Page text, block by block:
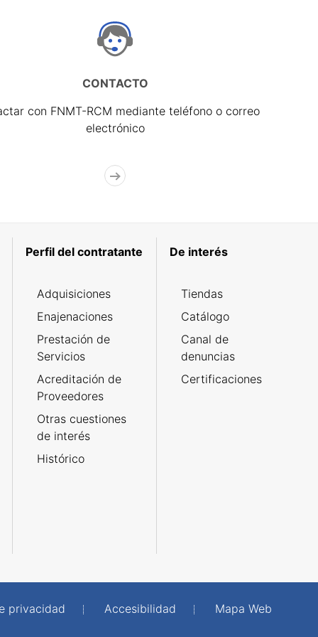
CONTACTO
con FNMT-RCM mediante teléfono o correo
electrónico
Perfil del contratante
Adquisiciones
Enajenaciones
Prestación de
Servicios
Acreditación de
Proveedores
Otras cuestiones
de interés
Histórico
De interés
Tiendas
Catálogo
Canal de
denuncias
Certificaciones
privacidad Accesibilidad
Mapa Web